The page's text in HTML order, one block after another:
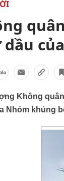
dầu
Không
Nhóm khủng